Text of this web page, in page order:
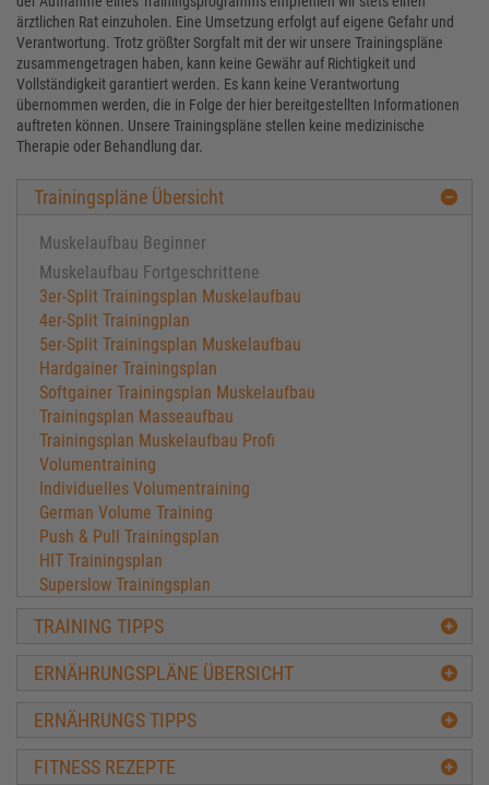
ärztlichen Rat einzuholen. Eine Umsetzung erfolgt auf eigene Gefahr und
Verantwortung. Trotz größter Sorgfalt mit der wir unsere Trainingspläne
zusammengetragen haben, kann keine Gewähr auf Richtigkeit und
Vollständigkeit garantiert werden. Es kann keine Verantwortung
übernommen werden, die in Folge der hier bereitgestellten Informationen
auftreten können. Unsere Trainingspläne stellen keine medizinische
Therapie oder Behandlung dar.
Trainingspläne Übersicht
Muskelaufbau Beginner
Muskelaufbau Fortgeschrittene
3er-Split Trainingsplan Muskelaufbau
4er-Split Trainingplan
5er-Split Trainingsplan Muskelaufbau
Hardgainer Trainingsplan
Softgainer Trainingsplan Muskelaufbau
Trainingsplan Masseaufbau
Trainingsplan Muskelaufbau Profi
Volumentraining
Individuelles Volumentraining
German Volume Training
Push & Pull Trainingsplan
HIT Trainingsplan
Superslow Trainingsplan
Doggcrapp Trainingsplan Muskelaufbau
Versagenstraining Mind-Xplode
HST Classic Trainingsplan
HST-Cluster Trainingsplan
Antagonisten Trainingsplan
TRAINING TIPPS
ERNÄHRUNGSPLÄNE ÜBERSICHT
ERNÄHRUNGS TIPPS
FITNESS REZEPTE